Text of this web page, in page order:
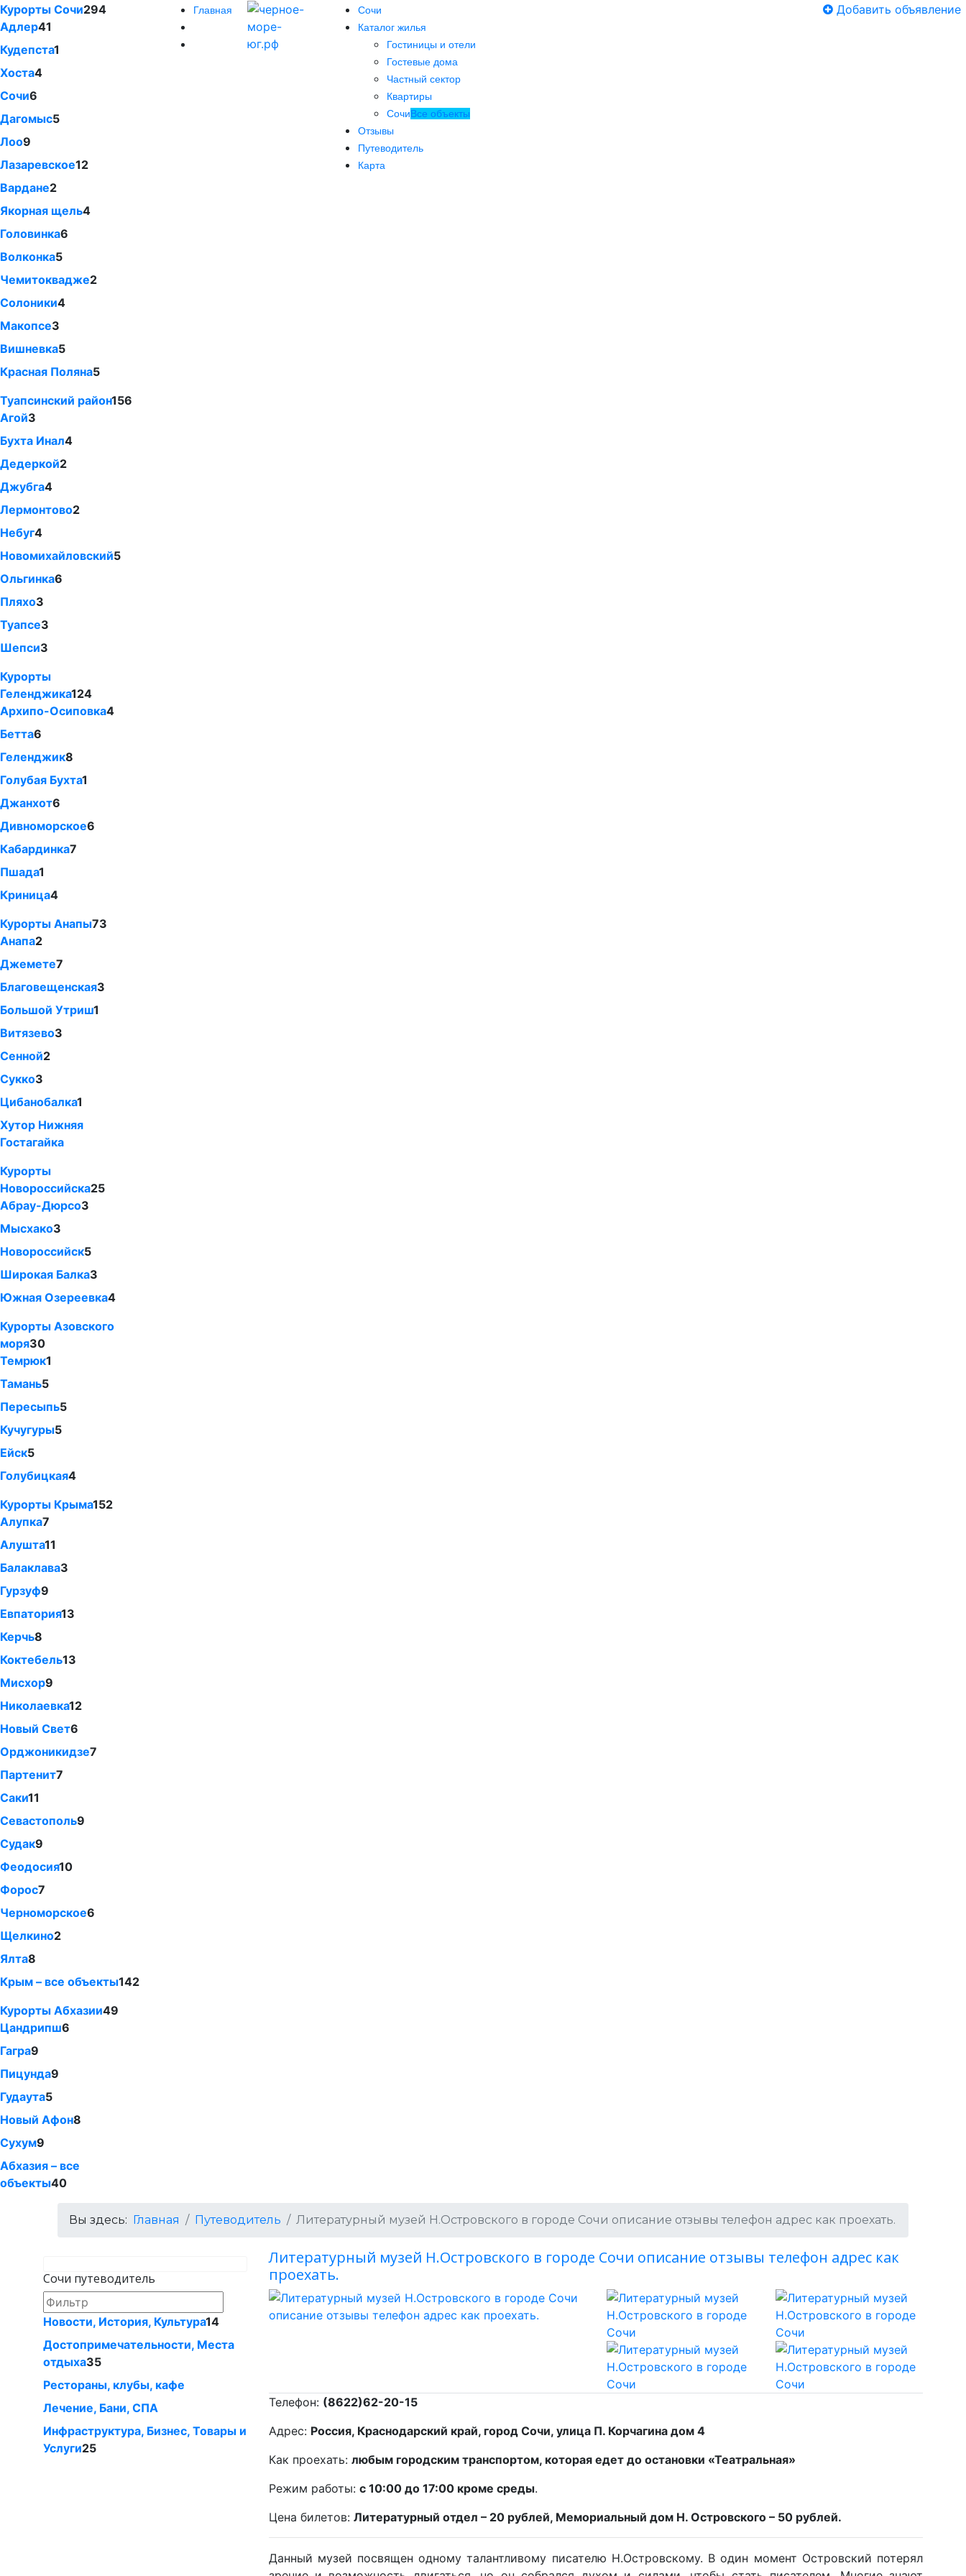
Курорты Сочи294
Адлер41
Кудепста1
Хоста4
Сочи6
Дагомыс5
Лоо9
Лазаревское12
Вардане2
Якорная щель4
Головинка6
Волконка5
Чемитоквадже2
Солоники4
Макопсе3
Вишневка5
Красная Поляна5
Туапсинский район156
Агой3
Бухта Инал4
Дедеркой2
Джубга4
Лермонтово2
Небуг4
Новомихайловский5
Ольгинка6
Пляхо3
Туапсе3
Шепси3
Курорты
Геленджика124
Архипо-Осиповка4
Бетта6
Геленджик8
Голубая Бухта1
Джанхот6
Дивноморское6
Кабардинка7
Пшада1
Криница4
Курорты Анапы73
Анапа2
Джемете7
Благовещенская3
Большой Утриш1
Витязево3
Сенной2
Сукко3
Цибанобалка1
Хутор Нижняя
Гостагайка
Курорты
Новороссийска25
Абрау-Дюрсо3
Мысхако3
Новороссийск5
Широкая Балка3
Южная Озереевка4
Курорты Азовского
моря30
Темрюк1
Тамань5
Пересыпь5
Кучугуры5
Ейск5
Голубицкая4
Курорты Крыма152
Алупка7
Алушта11
Балаклава3
Гурзуф9
Евпатория13
Керчь8
Коктебель13
Мисхор9
Николаевка12
Новый Свет6
Орджоникидзе7
Партенит7
Саки11
Севастополь9
Судак9
Феодосия10
Форос7
Черноморское6
Щелкино2
Ялта8
Крым – все объекты142
Курорты Абхазии49
Цандрипш6
Гагра9
Пицунда9
Гудаута5
Новый Афон8
Сухум9
Абхазия – все
объекты40
Главная
Сочи
Каталог жилья
Гостиницы и отели
Гостевые дома
Частный сектор
Квартиры
СочиВсе объекты
Отзывы
Путеводитель
Карта
Добавить объявление
Вы здесь: Главная Путеводитель Литературный музей Н.Островского в городе Сочи описание отзывы телефон адрес как проехать.
Сочи путеводитель
Новости, История, Культура14
Достопримечательности, Места
отдыха35
Рестораны, клубы, кафе
Лечение, Бани, СПА
Инфраструктура, Бизнес, Товары и
Услуги25
Литературный музей Н.Островского в городе Сочи описание отзывы телефон адрес как
проехать.
Телефон: (8622)62-20-15
Адрес: Россия, Краснодарский край, город Сочи, улица П. Корчагина дом 4
Как проехать: любым городским транспортом, которая едет до остановки «Театральная»
Режим работы: с 10:00 до 17:00 кроме среды.
Цена билетов: Литературный отдел – 20 рублей, Мемориальный дом Н. Островского – 50 рублей.
Данный музей посвящен одному талантливому писателю Н.Островскому. В один момент Островский потерял